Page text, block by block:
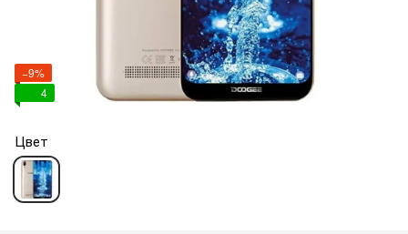
−9%
4
Цвет